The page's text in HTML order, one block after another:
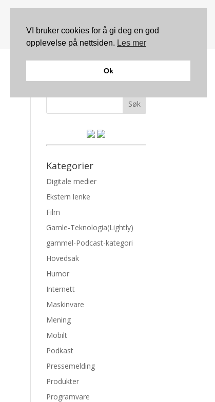
Søk
Kategorier
Digitale medier
Ekstern lenke
Film
Gamle-Teknologia(Lightly)
gammel-Podcast-kategori
Hovedsak
Humor
Internett
Maskinvare
Mening
Mobilt
Podkast
Pressemelding
Produkter
Programvare
VI bruker cookies for å gi deg en god
opplevelse på nettsiden. Les mer
Ok